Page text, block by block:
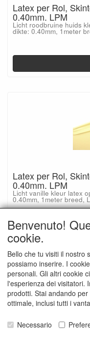
Latex per Rol,
0.40mm. LPM
Licht roodbruine huids
dikte: 0.40mm, 1meter
Latex per Rol,
0.40mm. LPM
Licht vanille kleur latex
0.40mm, 1meter breed,
Benvenuto!
cookie.
Bello che tu visiti il nostro
possiamo inserire. I
personali. Gli altri cookie
l'esperienza dei visitatori.
prodotti. Stai andando
ottimale, inclusi tutti i
Necessario